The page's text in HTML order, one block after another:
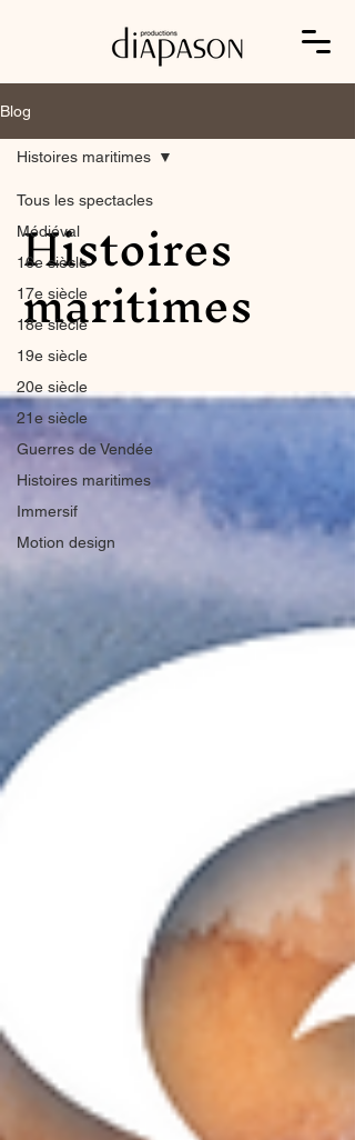
Blog
Tous les spectacles
Médiéval
16e siècle
17e siècle
18e siècle
19e siècle
20e siècle
21e siècle
Guerres de Vendée
Histoires maritimes
Immersif
Motion design
Histoires maritimes
Histoires
maritimes